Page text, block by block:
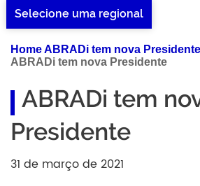
Selecione uma regional
Home ABRADi tem nova Presidente
ABRADi tem nova Presidente
ABRADi tem
Presidente
31 de março de 2021